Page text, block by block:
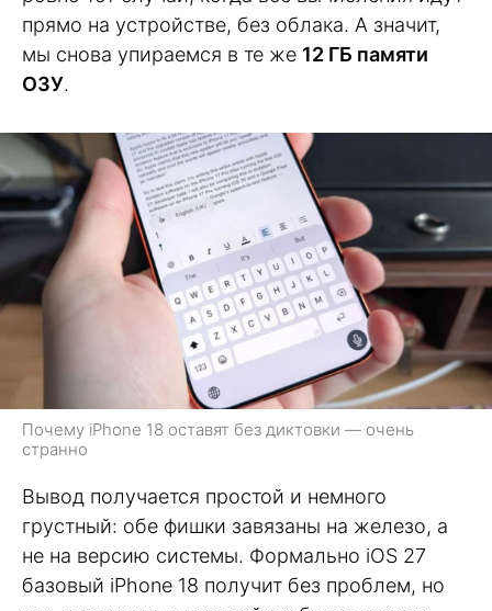
прямо на устройстве, без облака. А значит,
мы снова упираемся в те же 12 ГБ памяти
ОЗУ.
Почему iPhone 18 оставят без диктовки — очень
странно
Вывод получается простой и немного
грустный: обе фишки завязаны на железо, а
не на версию системы. Формально iOS 27
базовый iPhone 18 получит без проблем, но